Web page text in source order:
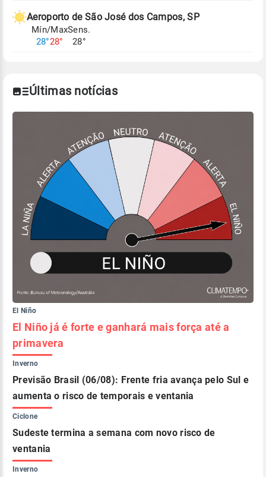
Aeroporto de São José dos Campos, SP
Mín/Max
28°28°
Sens.
28°
Últimas notícias
El Niño
El Niño já é forte e ganhará mais força até a
primavera
Inverno
Previsão Brasil (06/08): Frente fria avança pelo Sul e
aumenta o risco de temporais e ventania
Ciclone
Sudeste termina a semana com novo risco de
ventania
Inverno